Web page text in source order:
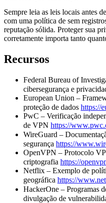
Sempre leia as leis locais antes
com uma política de sem
reputação sólida. Proteger sua
corretamente importa tanto
Recursos
Federal Bureau of
cibersegurança e
European Union –
proteção de dados https://
PwC – Verificação
de VPN https://
WireGuard –
segurança https://
OpenVPN – Protocolo
criptografia https://
Netflix – Exemplo de
geográfica https://
HackerOne – Programas
divulgação de